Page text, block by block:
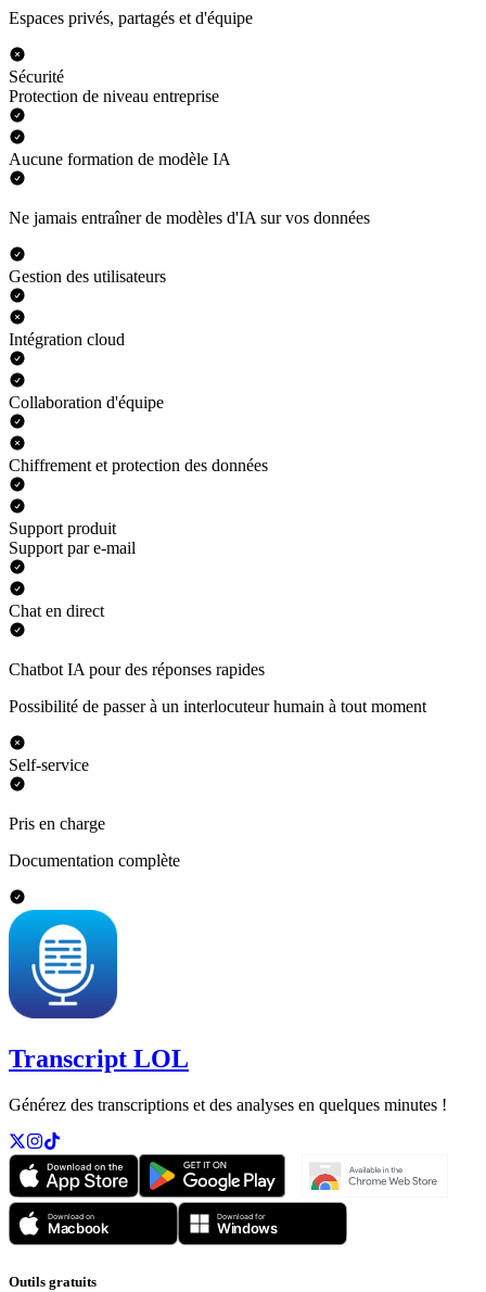
Espaces privés, partagés et d'équipe
Sécurité
Protection de niveau entreprise
Aucune formation de modèle IA
Ne jamais entraîner de modèles d'IA sur vos données
Gestion des utilisateurs
Intégration cloud
Collaboration d'équipe
Chiffrement et protection des données
Support produit
Support par e-mail
Chat en direct
Chatbot IA pour des réponses rapides
Possibilité de passer à un interlocuteur humain à tout moment
Self-service
Pris en charge
Documentation complète
Transcript LOL
Générez des transcriptions et des analyses en quelques minutes !
Outils gratuits